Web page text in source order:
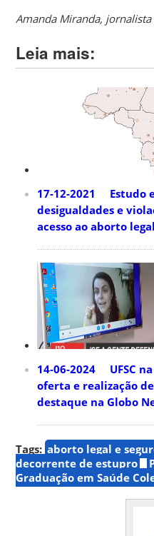
Amanda Miranda, jornalista
Leia mais:
17-12-2021 Estudo
desigualdades e
acesso ao aborto legal
14-06-2024 UFSC
oferta e realização
destaque na Globo
Tags: aborto legal e
decorrente de estupro
Graduação em Saúde